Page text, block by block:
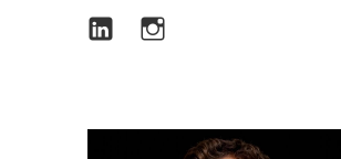
LINKEDININSTAGRAM